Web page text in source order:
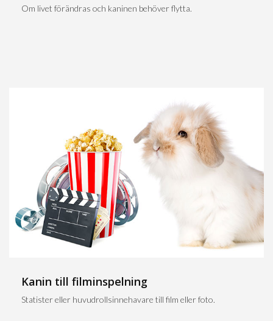
Om livet förändras och kaninen behöver flytta.
Kanin till filminspelning
Statister eller huvudrollsinnehavare till film eller foto.